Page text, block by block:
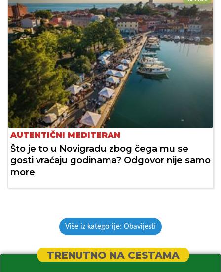
AUTENTIČNI MEDITERAN
Što je to u Novigradu zbog čega mu se
gosti vraćaju godinama? Odgovor nije samo
more
Više iz kategorije: Obavijesti
TRENUTNO NA CESTAMA